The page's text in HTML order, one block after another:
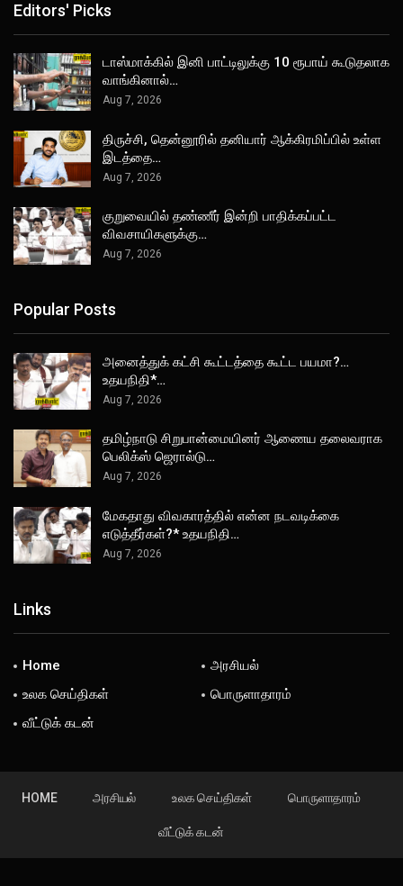
Editors' Picks
டாஸ்மாக்கில் இனி பாட்டிலுக்கு 10 ரூபாய் கூடுதலாக
வாங்கினால்…
Aug 7, 2026
திருச்சி, தென்னூரில் தனியார் ஆக்கிரமிப்பில் உள்ள
இடத்தை…
Aug 7, 2026
குறுவையில் தண்ணீர் இன்றி பாதிக்கப்பட்ட
விவசாயிகளுக்கு…
Aug 7, 2026
Popular Posts
அனைத்துக் கட்சி கூட்டத்தை கூட்ட பயமா?…
உதயநிதி*…
Aug 7, 2026
தமிழ்நாடு சிறுபான்மையினர் ஆணைய தலைவராக
பெலிக்ஸ் ஜெரால்டு…
Aug 7, 2026
மேகதாது விவகாரத்தில் என்ன நடவடிக்கை
எடுத்தீர்கள்?* உதயநிதி…
Aug 7, 2026
Links
Home
அரசியல்
உலக செய்திகள்
பொருளாதாரம்
வீட்டுக் கடன்
HOME அரசியல் உலக செய்திகள் பொருளாதாரம்
வீட்டுக் கடன்